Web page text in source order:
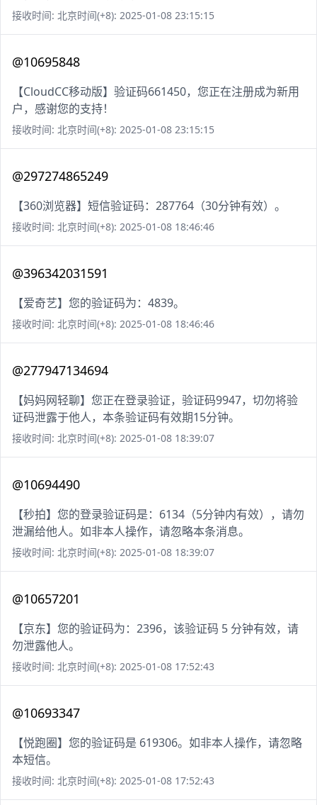
接收时间: 北京时间(+8): 2025-01-08 23:15:15
@10695848
【CloudCC移动版】验证码661450，您正在注册成为新用
户，感谢您的支持！
接收时间: 北京时间(+8): 2025-01-08 23:15:15
@297274865249
【360浏览器】短信验证码：287764（30分钟有效）。
接收时间: 北京时间(+8): 2025-01-08 18:46:46
@396342031591
【爱奇艺】您的验证码为：4839。
接收时间: 北京时间(+8): 2025-01-08 18:46:46
@277947134694
【妈妈网轻聊】您正在登录验证，验证码9947，切勿将验
证码泄露于他人，本条验证码有效期15分钟。
接收时间: 北京时间(+8): 2025-01-08 18:39:07
@10694490
【秒拍】您的登录验证码是：6134（5分钟内有效），请勿
泄漏给他人。如非本人操作，请忽略本条消息。
接收时间: 北京时间(+8): 2025-01-08 18:39:07
@10657201
【京东】您的验证码为：2396，该验证码 5 分钟有效，请
勿泄露他人。
接收时间: 北京时间(+8): 2025-01-08 17:52:43
@10693347
【悦跑圈】您的验证码是 619306。如非本人操作，请忽略
本短信。
接收时间: 北京时间(+8): 2025-01-08 17:52:43